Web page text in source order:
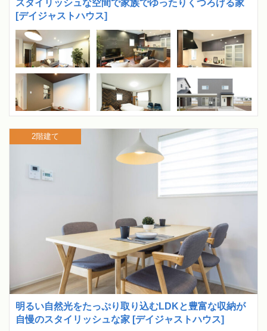
スタイリッシュな空間で家族でゆったりくつろげる家
[デイジャストハウス]
明るい自然光をたっぷり取り込むLDKと豊富な収納が
自慢のスタイリッシュな家 [デイジャストハウス]
2階建て